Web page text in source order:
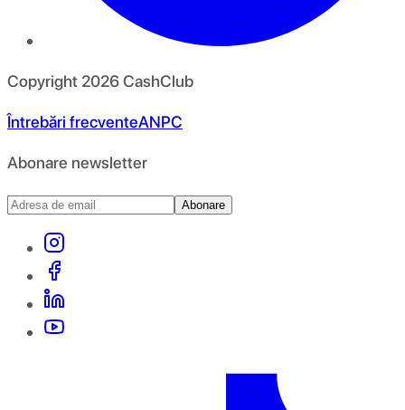
Copyright 2026CashClub
Întrebări frecventeANPC
Abonare newsletter
Abonare